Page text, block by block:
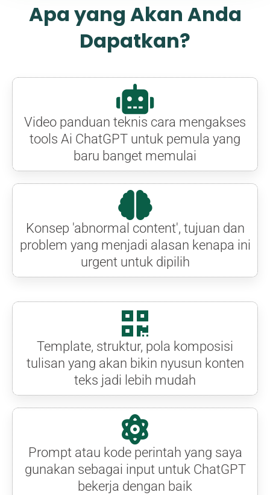
Apa yang Akan Anda
Dapatkan?
Video panduan teknis cara mengakses
tools Ai ChatGPT untuk pemula yang
baru banget memulai
Konsep 'abnormal content', tujuan dan
problem yang menjadi alasan kenapa ini
urgent untuk dipilih
Template, struktur, pola komposisi
tulisan yang akan bikin nyusun konten
teks jadi lebih mudah
Prompt atau kode perintah yang saya
gunakan sebagai input untuk ChatGPT
bekerja dengan baik